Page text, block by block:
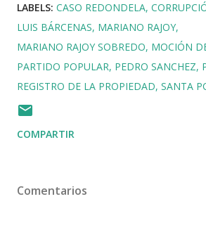
LABELS: CASO REDONDELA
LUIS BÁRCENAS MARIANO RAJOY
MARIANO RAJOY SOBREDO MOCIÓN
PARTIDO POPULAR PEDRO SANCHEZ
REGISTRO DE LA PROPIEDAD SANTA
COMPARTIR
Comentarios